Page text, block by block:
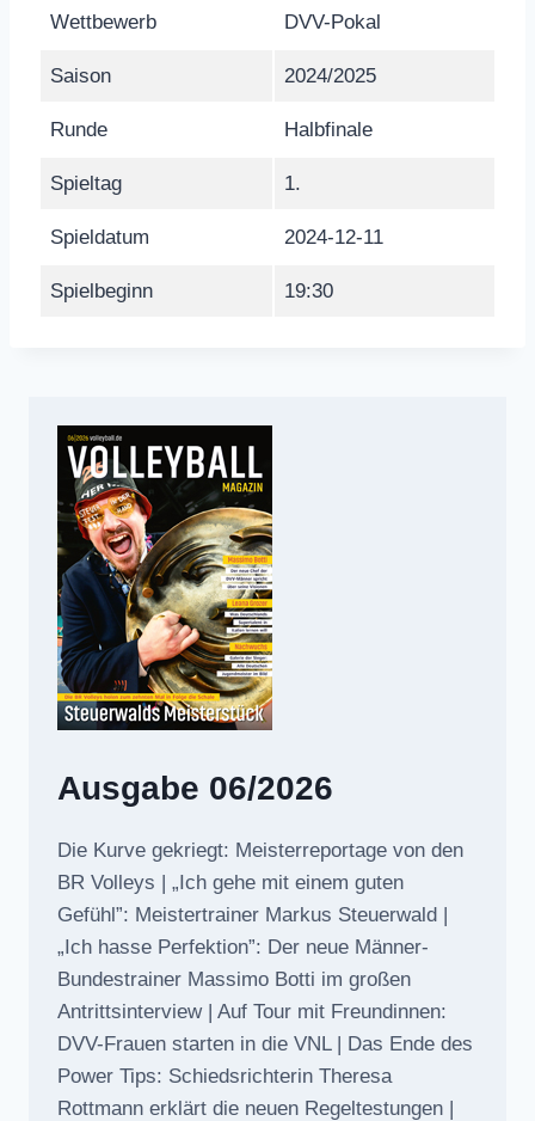
Wettbewerb DVV-Pokal
Saison 2024/2025
Runde Halbfinale
Spieltag 1.
Spieldatum 2024-12-11
Spielbeginn 19:30
Ausgabe 06/2026
Die Kurve gekriegt: Meisterreportage von den
BR Volleys | „Ich gehe mit einem guten
Gefühl”: Meistertrainer Markus Steuerwald |
„Ich hasse Perfektion”: Der neue Männer-
Bundestrainer Massimo Botti im großen
Antrittsinterview | Auf Tour mit Freundinnen:
DVV-Frauen starten in die VNL | Das Ende des
Power Tips: Schiedsrichterin Theresa
Rottmann erklärt die neuen Regeltestungen |